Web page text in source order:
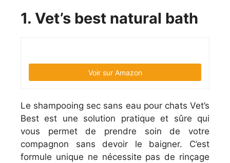
1. Vet’s best natural bath
Voir sur Amazon
Le shampooing sec sans eau pour chats Vet’s
Best est une solution pratique et sûre qui
vous permet de prendre soin de votre
compagnon sans devoir le baigner. C’est
formule unique ne nécessite pas de rinçage